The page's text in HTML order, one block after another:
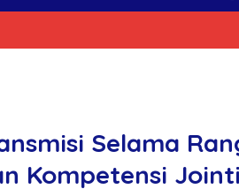
Selama
Kompetensi